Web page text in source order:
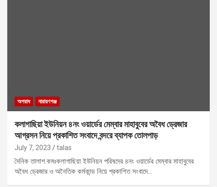
অপরাধ নারায়ণগঞ্জ
কলাগাছিয়া ইউনিয়ন ৪নং ওয়ার্ডের মেম্বার মাহাবুবের অবৈধ ড্রেজার
আগ্রসন নিয়ে প্রকাশিত সংবাদে বন্দরে ব্যাপক তোলপাড়
July 7, 2023 talas
দৈনিক তালাশ.কমঃকলাগাছিয়া ইউনিয়ন পরিষদের ৪নং ওয়ার্ডের মেম্বার মাহাবুবের
অবৈধ ড্রেজার ও অনৈতিক কর্মকান্ড নিয়ে প্রকাশিত সংবাদে…